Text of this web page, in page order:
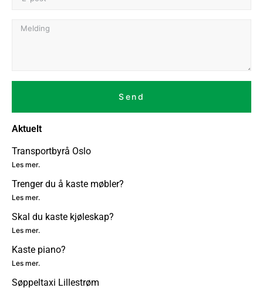
Send
Aktuelt
Transportbyrå Oslo
Les mer.
Trenger du å kaste møbler?
Les mer.
Skal du kaste kjøleskap?
Les mer.
Kaste piano?
Les mer.
Søppeltaxi Lillestrøm